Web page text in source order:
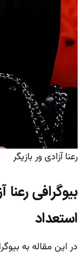
رعنا آزادی ور بازیگر
بیوگرافی رعنا
استعداد
در این مقاله به